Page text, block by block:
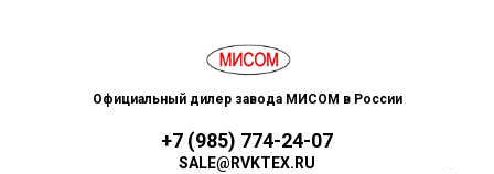
Официальный дилер завода МИСОМ в России
+7 (985) 774-24-07
SALE@RVKTEX.RU